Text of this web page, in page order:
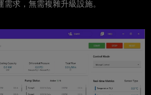
求，無需複雜升級設施。